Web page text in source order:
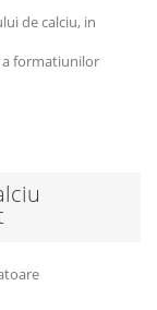
de calciu, in
a formatiunilor